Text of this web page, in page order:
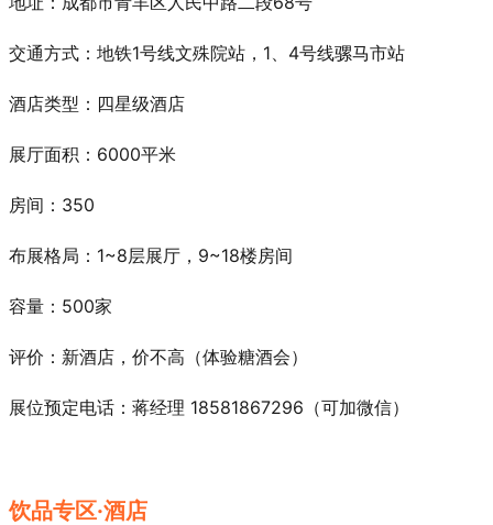
交通方式：地铁1号线文殊院站，1、4号线骡马市站
酒店类型：四星级酒店
展厅面积：6000平米
房间：350
布展格局：1~8层展厅，9~18楼房间
容量：500家
评价：新酒店，价不高 （体验糖酒会）
展位预定电话：蒋经理 18581867296（可加微信）
饮品专区·酒店